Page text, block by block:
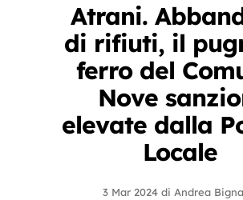
Atrani.
di rifiuti, il
ferro del
Nove
elevate dalla
Locale
3 Mar 2024 di Andrea